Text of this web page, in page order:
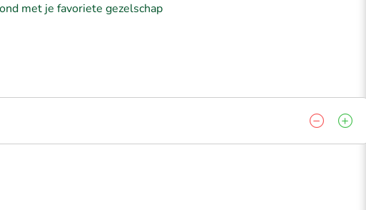
met je favoriete gezelschap